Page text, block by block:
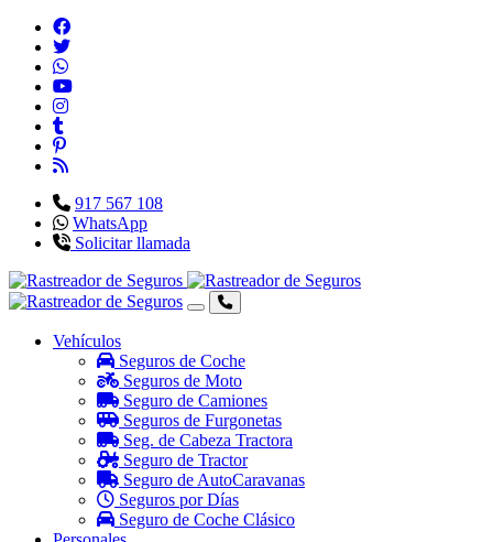
917 567 108
WhatsApp
Solicitar llamada
Vehículos
Seguros de Coche
Seguros de Moto
Seguro de Camiones
Seguros de Furgonetas
Seg. de Cabeza Tractora
Seguro de Tractor
Seguro de AutoCaravanas
Seguros por Días
Seguro de Coche Clásico